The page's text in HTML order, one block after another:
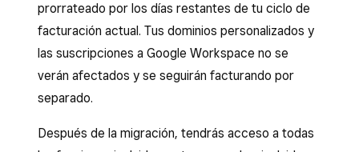
prorrateado por los días restantes de tu ciclo de
facturación actual. Tus dominios personalizados y
las suscripciones a Google Workspace no se
verán afectados y se seguirán facturando por
separado.
Después de la migración, tendrás acceso a todas